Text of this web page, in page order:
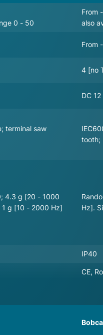
0 - 50
From
also
From
4 [no
DC 12
terminal saw
tooth;
4.3 g [20 - 1000
1 g [10 - 2000 Hz] Hz].
IP40
CE,